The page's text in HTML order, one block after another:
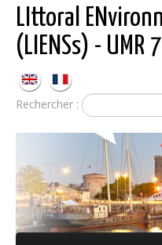
LIttoral
(LIENSs) - UMR
Rechercher :